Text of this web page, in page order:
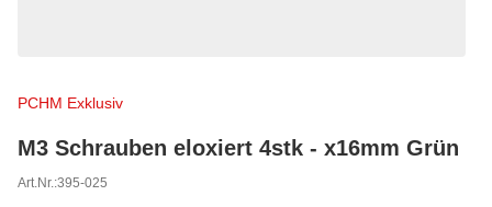
PCHM Exklusiv
M3 Schrauben eloxiert 4stk - x16mm Grün
Art.Nr.:395-025